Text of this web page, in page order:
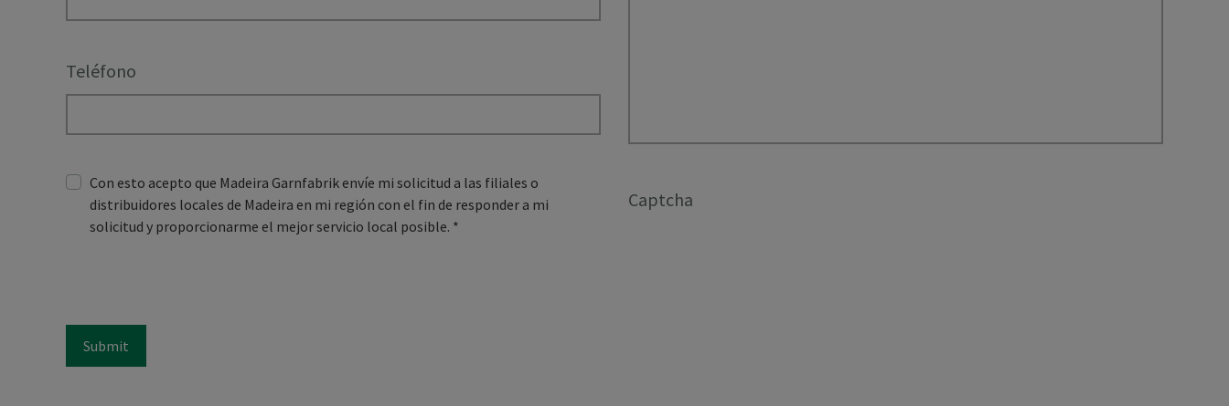
Teléfono
Con esto acepto que Madeira Garnfabrik envíe mi solicitud a las filiales o
distribuidores locales de Madeira en mi región con el fin de responder a mi
solicitud y proporcionarme el mejor servicio local posible. *
Captcha
Submit